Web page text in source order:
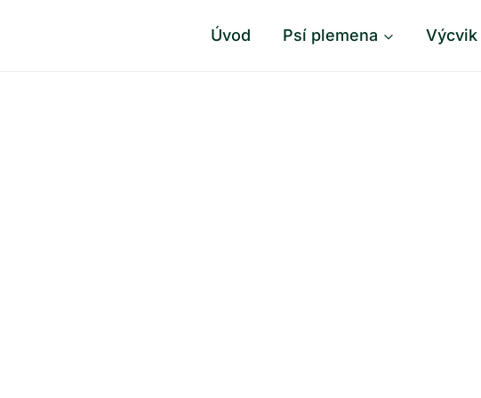
Úvod Psí plemena Výcvik